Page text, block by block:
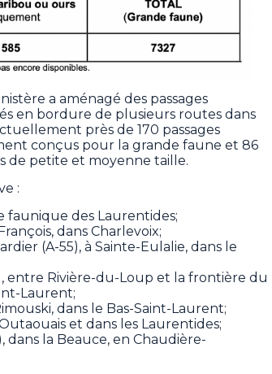
a aménagé des passages
en bordure de plusieurs routes dans
près de 170 passages
conçus pour la grande faune et 86
de petite et moyenne taille.
:
faunique des Laurentides;
dans Charlevoix;
(A-55), à Sainte-Eulalie, dans le
entre Rivière-du-Loup et la frontière du
Laurent;
dans le Bas-Saint-Laurent;
et dans les Laurentides;
dans la Beauce, en Chaudière-